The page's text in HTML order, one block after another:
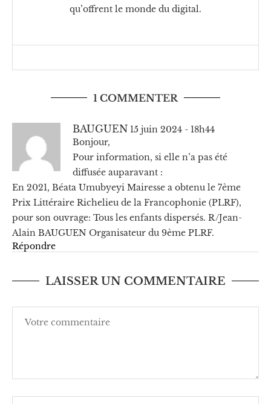
qu’offrent le monde du digital.
1 COMMENTER
BAUGUEN 15 juin 2024 - 18h44
Bonjour,
Pour information, si elle n’a pas été
diffusée auparavant :
En 2021, Béata Umubyeyi Mairesse a obtenu le 7ème
Prix Littéraire Richelieu de la Francophonie (PLRF),
pour son ouvrage: Tous les enfants dispersés. R/Jean-
Alain BAUGUEN Organisateur du 9ème PLRF.
Répondre
LAISSER UN COMMENTAIRE